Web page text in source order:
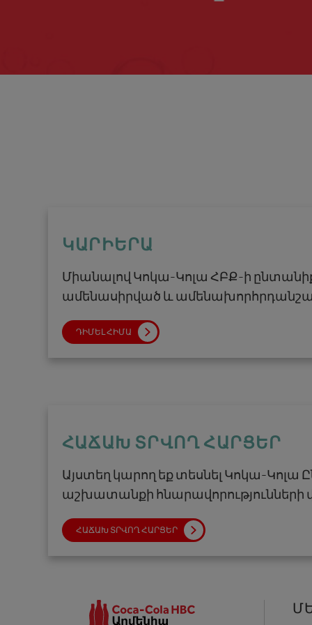
ԿԱՐԻԵՐԱ
Միանալով Կոկա-Կոլա ՀԲՔ-ի
ամենասիրված և
ԴԻՄԵԼ ՀԻՄԱ
ՀԱՃԱԽ ՏՐՎՈՂ ՀԱՐՑԵՐ
Այստեղ կարող եք տեսնել Կոկա-
աշխատանքի
ՀԱՃԱԽ ՏՐՎՈՂ ՀԱՐՑԵՐ